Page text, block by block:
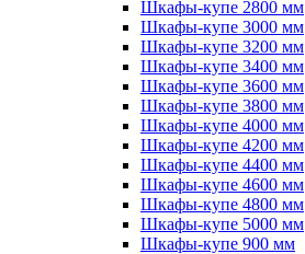
Шкафы-купе 2800 мм
Шкафы-купе 3000 мм
Шкафы-купе 3200 мм
Шкафы-купе 3400 мм
Шкафы-купе 3600 мм
Шкафы-купе 3800 мм
Шкафы-купе 4000 мм
Шкафы-купе 4200 мм
Шкафы-купе 4400 мм
Шкафы-купе 4600 мм
Шкафы-купе 4800 мм
Шкафы-купе 5000 мм
Шкафы-купе 900 мм